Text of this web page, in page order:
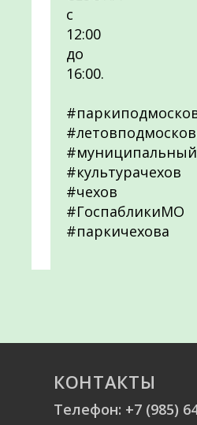
с
12:00
до
16:00.
#культурачехов
#чехов
#ГоспабликиМО
#паркичехова
КОНТАКТЫ
Телефон: +7 (985)